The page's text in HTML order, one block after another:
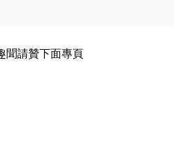
聞請贊下面專頁